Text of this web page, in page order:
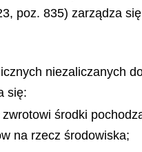
poz. 835) zarządza
niezaliczanych
się:
środki
na rzecz środowiska;